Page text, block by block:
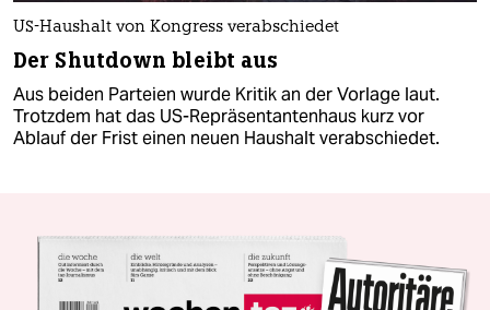
US-Haushalt von Kongress verabschiedet
Der Shutdown bleibt aus
Aus beiden Parteien wurde Kritik an der Vorlage laut.
Trotzdem hat das US-Repräsentantenhaus kurz vor
Ablauf der Frist einen neuen Haushalt verabschiedet.